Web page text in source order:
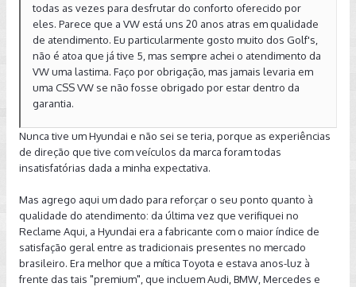
todas as vezes para desfrutar do conforto oferecido por
eles. Parece que a VW está uns 20 anos atras em qualidade
de atendimento. Eu particularmente gosto muito dos Golf's,
não é atoa que já tive 5, mas sempre achei o atendimento da
VW uma lastima. Faço por obrigação, mas jamais levaria em
uma CSS VW se não fosse obrigado por estar dentro da
garantia.
Nunca tive um Hyundai e não sei se teria, porque as experiências
de direção que tive com veículos da marca foram todas
insatisfatórias dada a minha expectativa.
Mas agrego aqui um dado para reforçar o seu ponto quanto à
qualidade do atendimento: da última vez que verifiquei no
Reclame Aqui, a Hyundai era a fabricante com o maior índice de
satisfação geral entre as tradicionais presentes no mercado
brasileiro. Era melhor que a mítica Toyota e estava anos-luz à
frente das tais "premium", que incluem Audi, BMW, Mercedes e